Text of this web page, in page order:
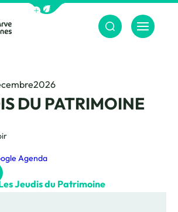
Afficher la barre de navigation du
Menu
2026
DU PATRIMOINE
Agenda